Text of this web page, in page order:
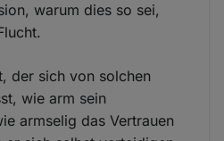
warum dies so sei,
der sich von solchen
wie arm sein
armselig das Vertrauen